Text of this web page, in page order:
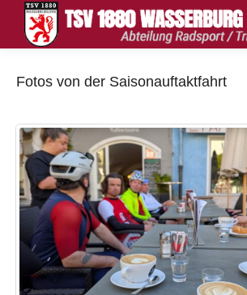
Fotos von der Saisonauftaktfahrt